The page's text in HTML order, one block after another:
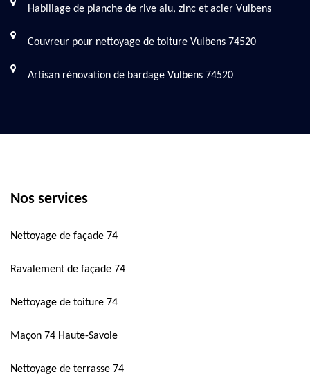
Habillage de planche de rive alu, zinc et acier Vulbens
Couvreur pour nettoyage de toiture Vulbens 74520
Artisan rénovation de bardage Vulbens 74520
Nos services
Nettoyage de façade 74
Ravalement de façade 74
Nettoyage de toiture 74
Maçon 74 Haute-Savoie
Nettoyage de terrasse 74